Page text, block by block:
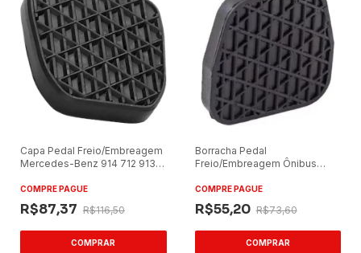
Capa Pedal Freio/Embreagem
Mercedes-Benz 914 712 913
COMPRE PAGUE
R$87,37 R$116,50
Borracha Pedal
Freio/Embreagem Ônibus
com 10)
COMPRE PAGUE
R$55,20 R$73,60